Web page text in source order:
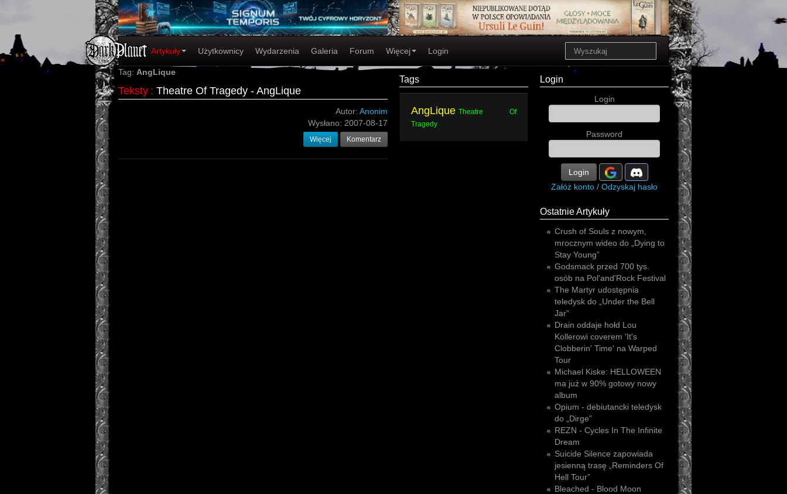
Artykuły Użytkownicy Wydarzenia Galeria Forum Więcej Login
Tag: AngLique
Teksty : Theatre Of Tragedy - AngLique
Autor: Anonim
Wysłano: 2007-08-17
Więcej Komentarz
Tags
AngLique Theatre Of
Tragedy
Login
Login
Password
Login
Załóż konto / Odzyskaj hasło
Ostatnie Artykuły
Crush of Souls z nowym,
mrocznym wideo do „Dying to
Stay Young”
Godsmack przed 700 tys.
osób na Pol'and'Rock Festival
The Martyr udostępnia
teledysk do „Under the Bell
Jar”
Drain oddaje hołd Lou
Kollerowi coverem 'It's
Clobberin' Time' na Warped
Tour
Michael Kiske: HELLOWEEN
ma już w 90% gotowy nowy
album
Opium - debiutancki teledysk
do „Dirge”
REZN - Cycles In The Infinite
Dream
Suicide Silence zapowiada
jesienną trasę „Reminders Of
Hell Tour”
Bleached - Blood Moon